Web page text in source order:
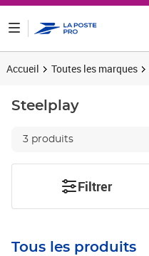
Accueil Toutes les marques
Steelplay
3 produits
Filtrer
Tous les produits